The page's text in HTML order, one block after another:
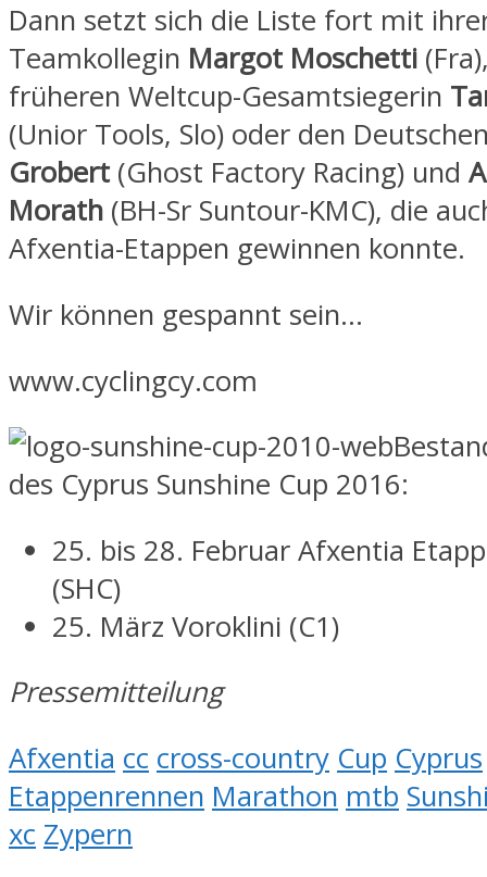
Dann setzt sich die Liste fort mit
Teamkollegin Margot Moschetti
früheren Weltcup-Gesamtsiegerin
(Unior Tools, Slo) oder den
Grobert (Ghost Factory Racing) und
Morath (BH-Sr Suntour-KMC), die
Afxentia-Etappen gewinnen konnte.
Wir können gespannt sein…
www.cyclingcy.com
des Cyprus Sunshine Cup 2016:
25. bis 28. Februar Afxentia
(SHC)
25. März Voroklini (C1)
Pressemitteilung
Afxentia cc cross-country Cup Cyprus
Etappenrennen Marathon mtb
xc Zypern